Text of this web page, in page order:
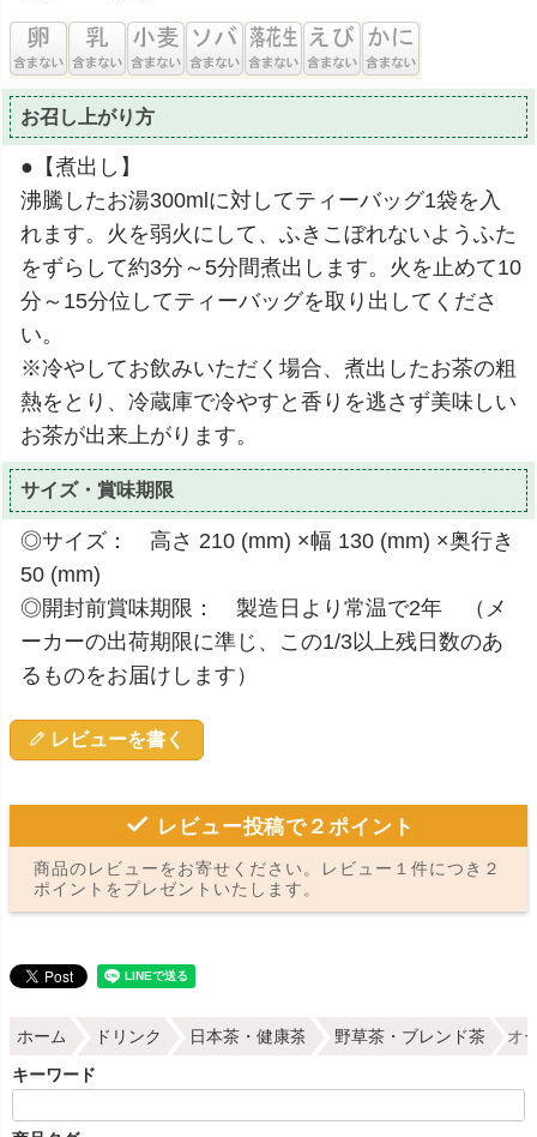
お召し上がり方
●【煮出し】
沸騰したお湯300mlに対してティーバッグ1袋を入
れます。火を弱火にして、ふきこぼれないようふた
をずらして約3分～5分間煮出します。火を止めて10
分～15分位してティーバッグを取り出してくださ
い。
※冷やしてお飲みいただく場合、煮出したお茶の粗
熱をとり、冷蔵庫で冷やすと香りを逃さず美味しい
お茶が出来上がります。
サイズ・賞味期限
◎サイズ： 高さ 210 (mm) ×幅 130 (mm) ×奥行き
50 (mm)
◎開封前賞味期限： 製造日より常温で2年 （メ
ーカーの出荷期限に準じ、この1/3以上残日数のあ
るものをお届けします）
レビューを書く
レビュー投稿で２ポイント
商品のレビューをお寄せください。レビュー１件につき２
ポイントをプレゼントいたします。
ホーム ドリンク 日本茶・健康茶 野草茶・ブレンド茶 オ
キーワード